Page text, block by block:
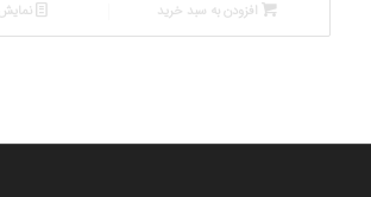
افزودن به سبد خرید